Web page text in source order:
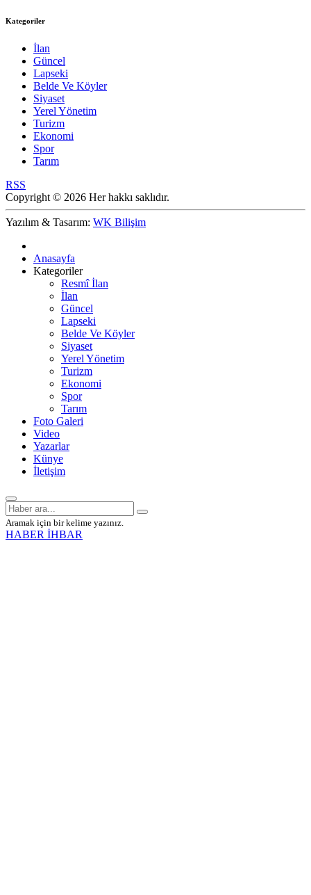
Kategoriler
İlan
Güncel
Lapseki
Belde Ve Köyler
Siyaset
Yerel Yönetim
Turizm
Ekonomi
Spor
Tarım
RSS
Copyright © 2026 Her hakkı saklıdır.
Yazılım & Tasarım: WK Bilişim
Anasayfa
Kategoriler
Resmî İlan
İlan
Güncel
Lapseki
Belde Ve Köyler
Siyaset
Yerel Yönetim
Turizm
Ekonomi
Spor
Tarım
Foto Galeri
Video
Yazarlar
Künye
İletişim
Aramak için bir kelime yazınız.
HABER İHBAR